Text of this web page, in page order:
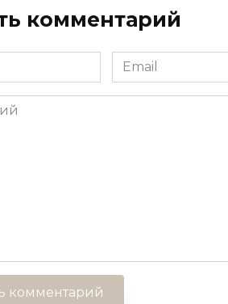
комментарий
Email
*